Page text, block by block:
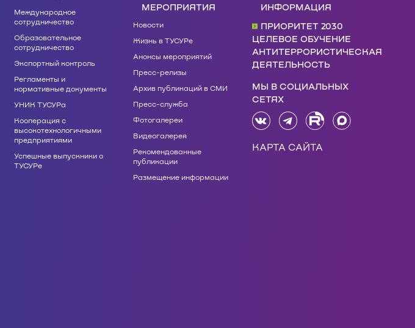
Международное
сотрудничество
Образовательное
сотрудничество
Экспортный контроль
Регламенты и
нормативные документы
УНИК ТУСУРа
Кооперация с
высокотехнологичными
предприятиями
Успешные выпускники о
ТУСУРе
МЕРОПРИЯТИЯ
Новости
Жизнь в ТУСУРе
Анонсы мероприятий
Пресс-релизы
Архив публикаций в СМИ
Пресс-служба
Фотогалереи
Видеогалерея
Рекомендованные
публикации
Размещение информации
ИНФОРМАЦИЯ
ПРИОРИТЕТ 2030
ЦЕЛЕВОЕ ОБУЧЕНИЕ
АНТИТЕРРОРИСТИЧЕСКАЯ
ДЕЯТЕЛЬНОСТЬ
МЫ В СОЦИАЛЬНЫХ
СЕТЯХ
КАРТА САЙТА